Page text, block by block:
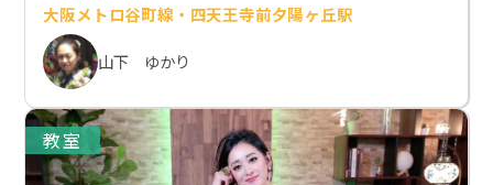
大阪メトロ谷町線・四天王寺前夕陽ヶ丘駅
山下 ゆかり
教室